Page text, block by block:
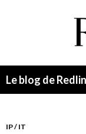
Le blog de
IP / IT